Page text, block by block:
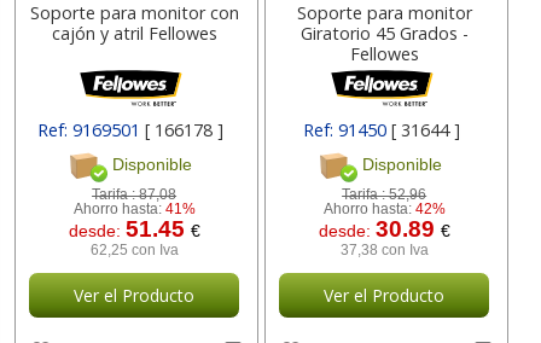
Soporte para monitor con
cajón y atril Fellowes
Ref: 9169501[ 166178 ]
Disponible
Tarifa :87,08
Ahorro hasta: 41%
desde: 51.45 €
62,25 con Iva
Ver el Producto
Soporte para monitor
Giratorio 45 Grados -
Fellowes
Ref: 91450 [ 31644 ]
Disponible
Tarifa :52,96
Ahorro hasta: 42%
desde: 30.89 €
37,38 con Iva
Ver el Producto